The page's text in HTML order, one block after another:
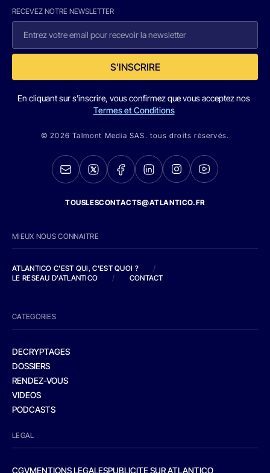
RECEVEZ NOTRE NEWSLETTER
S'INSCRIRE
En cliquant sur s'inscrire, vous confirmez que vous acceptez nos
Termes et Conditions
© 2026 Talmont Media SAS. tous droits réservés.
TOUSLESCONTACTS@ATLANTICO.FR
MIEUX NOUS CONNAITRE
ATLANTICO C'EST QUI, C'EST QUOI ?
/
LE RESEAU D'ATLANTICO
/ CONTACT
CATEGORIES
DECRYPTAGES
DOSSIERS
RENDEZ-VOUS
VIDEOS
PODCASTS
LEGAL
CGVMENTIONS LEGALESPUBLICITE SUR ATLANTICO